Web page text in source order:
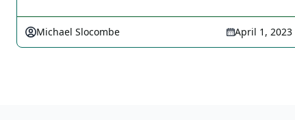
Michael Slocombe April 1, 2023